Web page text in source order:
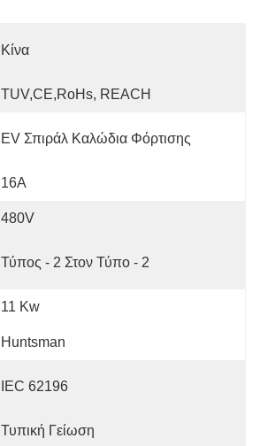
Κίνα
TUV,CE,RoHs, REACH
EV Σπιράλ Καλώδια Φόρτισης
16Α
480V
Τύπος - 2 Στον Τύπο - 2
11 Kw
Huntsman
IEC 62196
Τυπική Γείωση